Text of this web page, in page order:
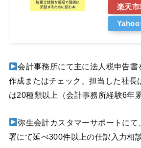
楽天市
Yahoo
会計事務所にて主に法人税申告
作成またはチェック、担当した社長
は20種類以上（会計事務所経験6年累
弥生会計カスタマーサポートにて
署にて延べ300件以上の仕訳入力相